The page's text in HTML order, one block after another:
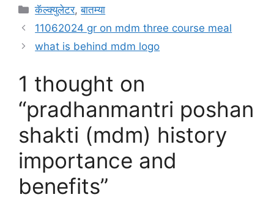
C
a
e
o
i
e
s
कॅल्क्युलेटर,बातम्या
11062024 gr on mdm three course meal
what is behind mdm logo
1 thought on
“pradhanmantri poshan
shakti (mdm) history
importance and
benefits”